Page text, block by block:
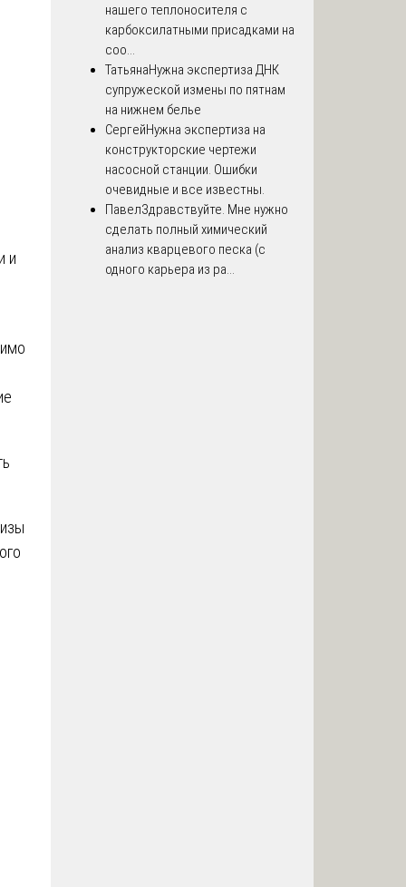
и
нашего теплоносителя с
карбоксилатными присадками на
соо...
ТатьянаНужна экспертиза ДНК
супружеской измены по пятнам
на нижнем белье
СергейНужна экспертиза на
конструкторские чертежи
насосной станции. Ошибки
очевидные и все известны.
ПавелЗдравствуйте. Мне нужно
сделать полный химический
анализ кварцевого песка (с
одного карьера из ра...